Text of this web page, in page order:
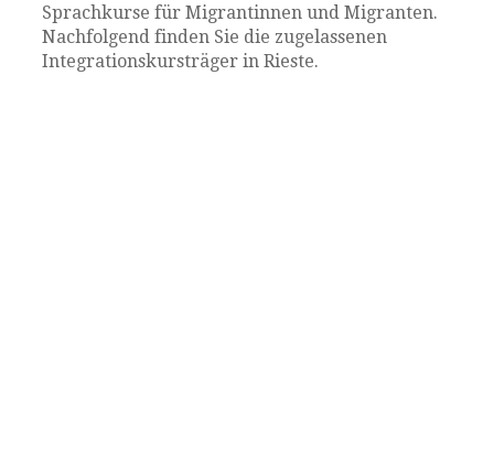
Sprachkurse für Migrantinnen und Migranten.
Nachfolgend finden Sie die zugelassenen
Integrationskursträger in Rieste.